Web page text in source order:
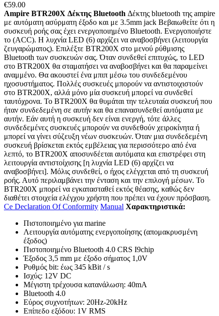
€59.00
Ampire BTR200X Δέκτης Bluetooth Δέκτης bluetooth της ampire
με αυτόματη ασύρματη έξοδο και με 3.5mm jack Βεβαιωθείτε ότι η
συσκευή ροής σας έχει ενεργοποιημένο Bluetooth. Ενεργοποιήστε
το (ACC). Η λυχνία LED (6) αρχίζει να αναβοσβήνει (λειτουργία
ζευγαρώματος). Επιλέξτε BTR200X στο μενού ρύθμισης
Bluetooth των συσκευών σας. Όταν συνδεθεί επιτυχώς, το LED
στο BTR200X θα σταματήσει να αναβοσβήνει και θα παραμείνει
αναμμένο. Θα ακουστεί ένα μπιπ μέσω του συνδεδεμένου
ηχοσυστήματος. Πολλές συσκευές μπορούν να αντιστοιχιστούν
στο BTR200X, αλλά μόνο μία συσκευή μπορεί να συνδεθεί
ταυτόχρονα. Το BTR200X θα θυμάται την τελευταία συσκευή που
ήταν συνδεδεμένη σε αυτήν και θα επανασυνδεθεί αυτόματα με
αυτήν. Εάν αυτή η συσκευή δεν είναι ενεργή, τότε άλλες
συνδεδεμένες συσκευές μπορούν να συνδεθούν χειροκίνητα ή
μπορεί να γίνει σύζευξη νέων συσκευών. Όταν μια συνδεδεμένη
συσκευή βρίσκεται εκτός εμβέλειας για περισσότερο από ένα
λεπτό, το BTR200X αποσυνδέεται αυτόματα και επιστρέφει στη
λειτουργία αντιστοίχισης [η λυχνία LED (6) αρχίζει να
αναβοσβήνει]. Μόλις συνδεθεί, ο ήχος ελέγχεται από τη συσκευή
ροής. Αυτό περιλαμβάνει την ένταση και την επιλογή μέσων. Το
BTR200X μπορεί να εγκατασταθεί εκτός θέασης, καθώς δεν
διαθέτει στοιχεία ελέγχου χρήστη που πρέπει να έχουν πρόσβαση.
Ce Declaration Of Conformity Manual Χαρακτηριστικά:
Πιστοποιημένο για marine
Λειτουργία αυτόματης ενεργοποίησης (απομακρυσμένη
έξοδος)
Πιστοποιημένο Bluetooth 4.0 CRS I9chip
Έξοδος 3,5 mm με έξοδο σήματος 1,0V
Ρυθμός bit: έως 345 kBit / s
Ισχύς: 12V DC
Μέγιστη τρέχουσα κατανάλωση: 40mA
Bluetooth 4.0
Εύρος συχνοτήτων: 20Hz-20kHz
Επίπεδο εξόδου: 1V RMS